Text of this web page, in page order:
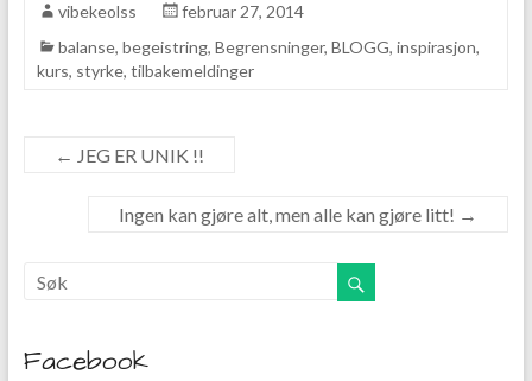
vibekeolss
februar 27, 2014
balanse, begeistring, Begrensninger, BLOGG, inspirasjon,
kurs, styrke, tilbakemeldinger
← JEG ER UNIK !!
Ingen kan gjøre alt, men alle kan gjøre litt! →
Facebook